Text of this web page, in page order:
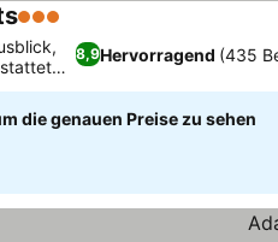
3 Sterne
8,9Hervorragend (435
die genauen Preise zu sehen